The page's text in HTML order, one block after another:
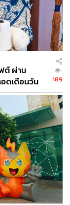
Elephants
งไทย ในฐานะผู้
Towards
รงกดดันต่อจากนี้
ารขนาดกลาง
มยั่งยืนที่มีความ
มค่าต่อการ
ะโยชน์จากภาค
อบการธุรกิจ
ด้านการท่อง
Green
และจัดการให้
ากล
ต์ ผ่าน
ดเดือนวัน
189